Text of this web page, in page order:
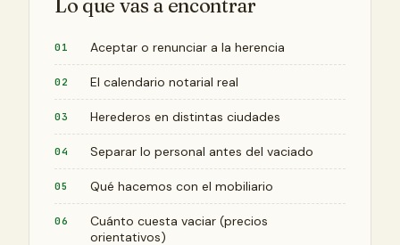
Lo que vas a encontrar
Aceptar o renunciar a la herencia
El calendario notarial real
Herederos en distintas ciudades
Separar lo personal antes del vaciado
Qué hacemos con el mobiliario
Cuánto cuesta vaciar (precios
orientativos)